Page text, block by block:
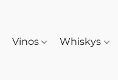
Vinos Whiskys